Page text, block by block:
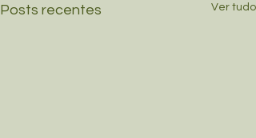
Posts recentes Ver tudo